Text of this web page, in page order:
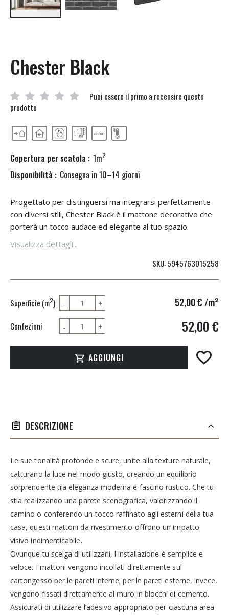
di
immagini
Chester Black
Puoi essere il primo a recensire questo
prodotto
Copertura per scatola : 1m2
Disponibilità : Consegna in 10–14 giorni
Progettato per distinguersi ma integrarsi perfettamente
con diversi stili, Chester Black è il mattone decorativo che
porterà un tocco audace ed elegante al tuo spazio.
Visualizza dettagli...
SKU 5945763015258
Superficie (m2) 52,00 € /m²
52,00 €
Confezioni
AGGIUNGI
DESCRIZIONE
Le sue tonalità profonde e scure, unite alla texture naturale,
catturano la luce nel modo giusto, creando un equilibrio
sorprendente tra eleganza moderna e fascino rustico. Che tu
stia realizzando una parete scenografica, valorizzando il
camino o conferendo un tocco raffinato agli esterni della tua
casa, questi mattoni da rivestimento offrono un impatto
visivo indimenticabile.
Ovunque tu scelga di utilizzarli, l'installazione è semplice e
veloce. I mattoni vengono incollati direttamente sul
cartongesso per le pareti interne; per le pareti esterne, invece,
vengono fissati direttamente al muro in blocchi di cemento.
Assicurati di utilizzare l’adesivo appropriato per ciascuna area